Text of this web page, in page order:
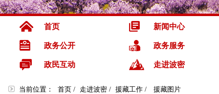
首页 新闻中心
政务公开 政务服务
政民互动 走进波密
当前位置： 首页 / 走进波密 / 援藏工作 / 援藏图片